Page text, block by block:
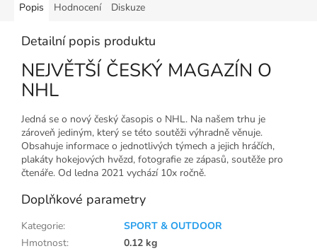
Popis Hodnocení Diskuze
Detailní popis produktu
NEJVĚTŠÍ ČESKÝ MAGAZÍN O
NHL
Jedná se o nový český časopis o NHL. Na našem trhu je
zároveň jediným, který se této soutěži výhradně věnuje.
Obsahuje informace o jednotlivých týmech a jejich hráčích,
plakáty hokejových hvězd, fotografie ze zápasů, soutěže pro
čtenáře. Od ledna 2021 vychází 10x ročně.
Doplňkové parametry
Kategorie:
SPORT & OUTDOOR
Hmotnost:
0.12 kg